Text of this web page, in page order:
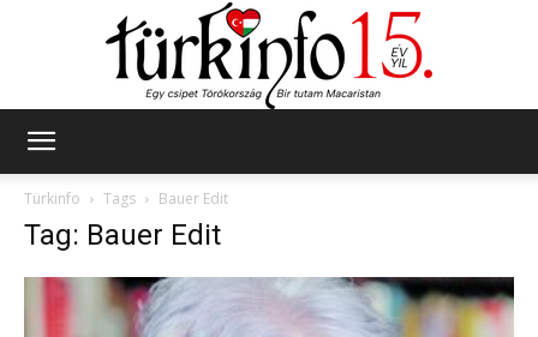
Türkinfo
Tags Bauer Edit
Tag: Bauer Edit